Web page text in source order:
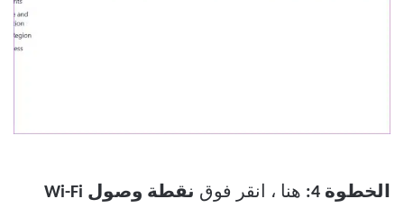
الخطوة 4: هنا ، انقر فوق نقطة وصول Wi-Fi